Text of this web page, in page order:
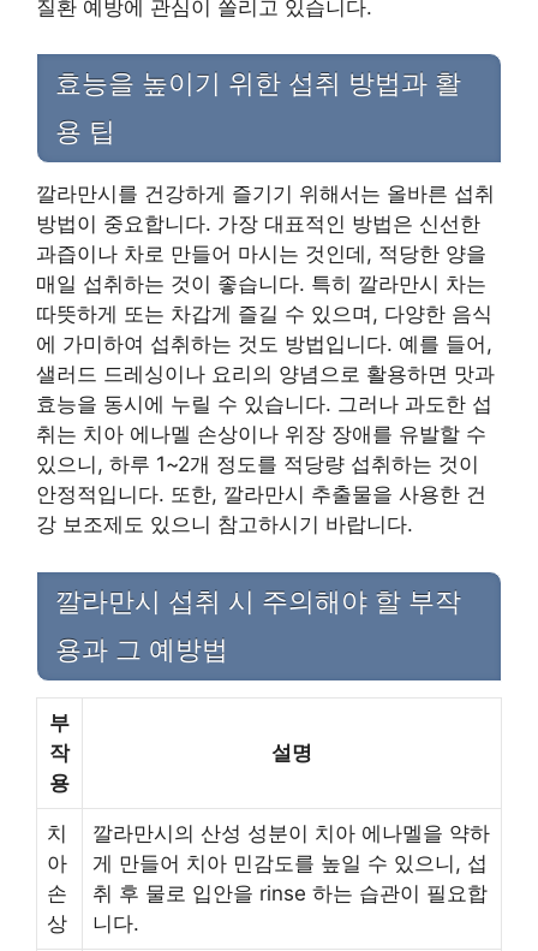
질환 예방에 관심이 쏠리고 있습니다.
효능을 높이기 위한 섭취 방법과 활
용 팁
깔라만시를 건강하게 즐기기 위해서는 올바른 섭취
방법이 중요합니다. 가장 대표적인 방법은 신선한
과즙이나 차로 만들어 마시는 것인데, 적당한 양을
매일 섭취하는 것이 좋습니다. 특히 깔라만시 차는
따뜻하게 또는 차갑게 즐길 수 있으며, 다양한 음식
에 가미하여 섭취하는 것도 방법입니다. 예를 들어,
샐러드 드레싱이나 요리의 양념으로 활용하면 맛과
효능을 동시에 누릴 수 있습니다. 그러나 과도한 섭
취는 치아 에나멜 손상이나 위장 장애를 유발할 수
있으니, 하루 1~2개 정도를 적당량 섭취하는 것이
안정적입니다. 또한, 깔라만시 추출물을 사용한 건
강 보조제도 있으니 참고하시기 바랍니다.
깔라만시 섭취 시 주의해야 할 부작
용과 그 예방법
부
작
용
설명
치
아
손
상
깔라만시의 산성 성분이 치아 에나멜을 약하
게 만들어 치아 민감도를 높일 수 있으니, 섭
취 후 물로 입안을 rinse 하는 습관이 필요합
니다.